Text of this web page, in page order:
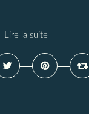
Lire la suite